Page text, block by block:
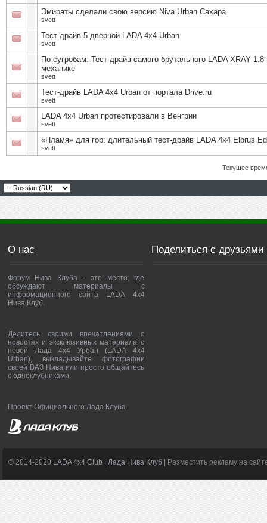
Эмираты сделали свою версию Niva Urban Сахара
svett
Тест-драйв 5-дверной LADA 4x4 Urban
svett
По сугробам: Тест-драйв самого брутального LADA XRAY 1.8
механике
svett
Тест-драйв LADA 4x4 Urban от портала Drive.ru
svett
LADA 4х4 Urban протестировали в Венгрии
svett
«Пламя» для гор: длительный тест-драйв LADA 4x4 Elbrus
svett
Текущее
О нас
Форум Нива Клуба - это место, где
обсуждают материалы с
информационного сайта LADA 4x4
Нива Клуб.
Делитесь своими впечатлениями о
новостях и эксклюзивных материала о
новой Лада 4х4 Урбан (LADA 4x4
Urban), выкладывайте фотографии
своей ВАЗ Нива или просто общайтесь
с одноклубниками.
Проект Официального Лада Клуба
Поделиться с друзьями
© 2014-2020 LADA 4x4 Club | Лада Нива Клуб | Разместить рекламу на